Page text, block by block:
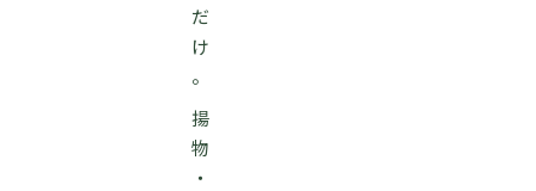
だ
け
。
揚
物
・